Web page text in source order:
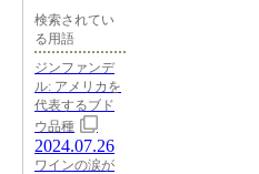
検索されてい
る用語
ジンファンデ
ル: アメリカを
代表するブド
ウ品種
2024.07.26
ワインの涙が